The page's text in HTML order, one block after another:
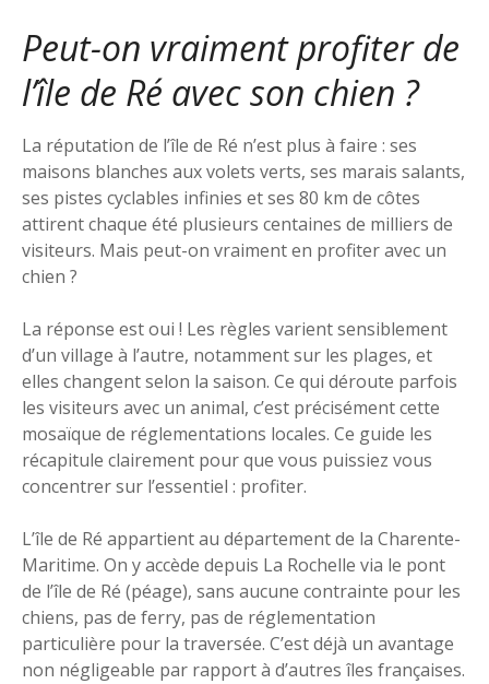
Peut-on vraiment profiter de
l’île de Ré avec son chien ?
La réputation de l’île de Ré n’est plus à faire : ses
maisons blanches aux volets verts, ses marais salants,
ses pistes cyclables infinies et ses 80 km de côtes
attirent chaque été plusieurs centaines de milliers de
visiteurs. Mais peut-on vraiment en profiter avec un
chien ?
La réponse est oui ! Les règles varient sensiblement
d’un village à l’autre, notamment sur les plages, et
elles changent selon la saison. Ce qui déroute parfois
les visiteurs avec un animal, c’est précisément cette
mosaïque de réglementations locales. Ce guide les
récapitule clairement pour que vous puissiez vous
concentrer sur l’essentiel : profiter.
L’île de Ré appartient au département de la Charente-
Maritime. On y accède depuis La Rochelle via le pont
de l’île de Ré (péage), sans aucune contrainte pour les
chiens, pas de ferry, pas de réglementation
particulière pour la traversée. C’est déjà un avantage
non négligeable par rapport à d’autres îles françaises.